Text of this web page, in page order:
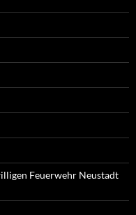
Feuerwehr Neustadt